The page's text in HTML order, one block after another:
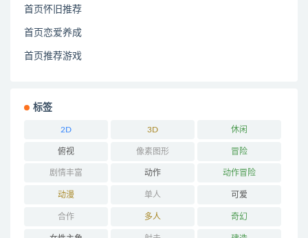
首页怀旧推荐
首页恋爱养成
首页推荐游戏
标签
2D 3D 休闲
俯视 像素图形 冒险
剧情丰富 动作 动作冒险
动漫 单人 可爱
合作 多人 奇幻